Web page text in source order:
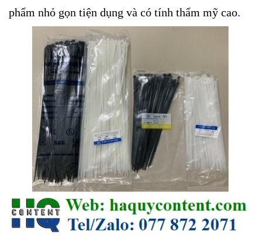
phẩm nhỏ gọn tiện dụng và có tính thẩm mỹ cao.